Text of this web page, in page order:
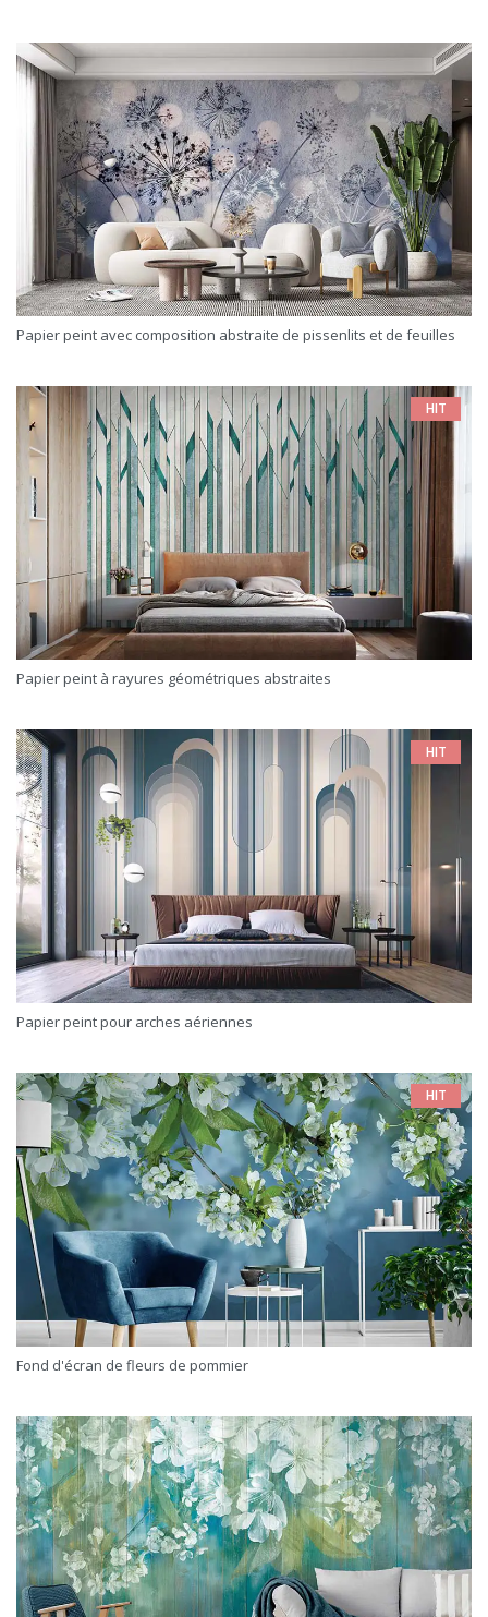
Papier peint avec composition abstraite de pissenlits et de feuilles
HIT
Papier peint à rayures géométriques abstraites
HIT
Papier peint pour arches aériennes
HIT
Fond d'écran de fleurs de pommier